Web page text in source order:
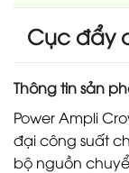
Cục đẩy
Thông tin sản
Power Ampli
đại công suất
bộ nguồn